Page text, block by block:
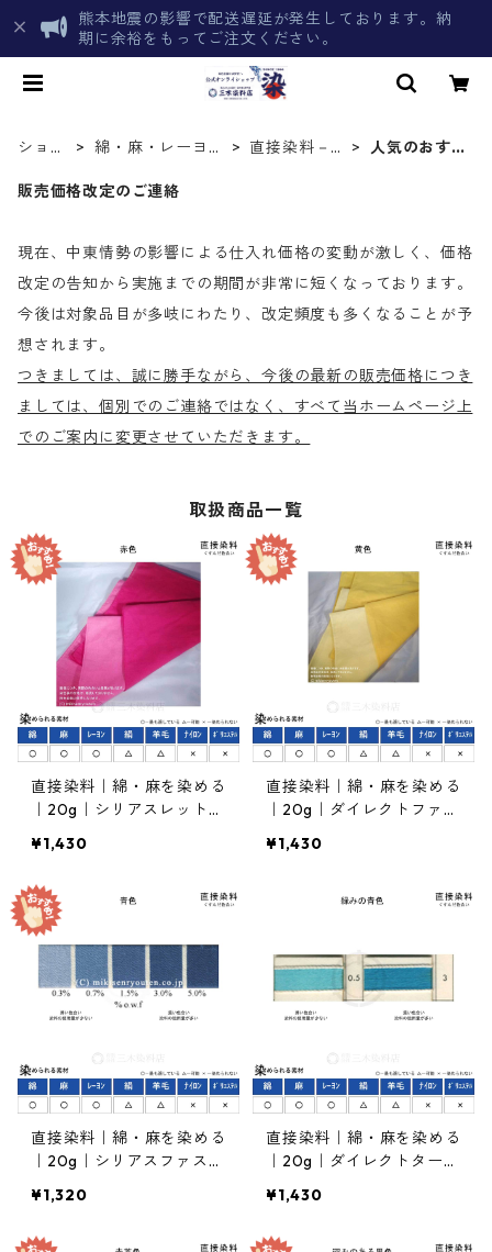
熊本地震の影響で配送遅延が発生しております。納
期に余裕をもってご注文ください。
ショッ
プ
綿・麻・レーヨン
直接染料－染
人気のおす
販売価格改定のご連絡
現在、中東情勢の影響による仕入れ価格の変動が激しく、価格
改定の告知から実施までの期間が非常に短くなっております。
今後は対象品目が多岐にわたり、改定頻度も多くなることが予
想されます。
つきましては、誠に勝手ながら、今後の最新の販売価格につき
ましては、個別でのご連絡ではなく、すべて当ホームページ上
でのご案内に変更させていただきます。
取扱商品一覧
直接染料｜綿・麻を染める
｜20g｜シリアスレット4
¥1,430
直接染料｜綿・麻を染める
｜20g｜ダイレクトファス
¥1,430
直接染料｜綿・麻を染める
｜20g｜シリアスファスト
¥1,320
直接染料｜綿・麻を染める
｜20g｜ダイレクトターキ
¥1,430